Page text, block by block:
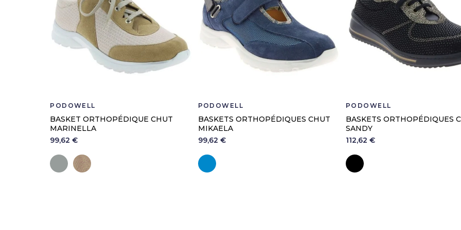
PODOWELL
BASKET ORTHOPÉDIQUE CHUT
MARINELLA
99,62 €
Gris
PODOWELL
BASKETS ORTHOPÉDIQUES CHUT
MIKAELA
99,62 €
Bleu
PODOWELL
BASKETS ORTHOPÉDIQUES
SANDY
112,62 €
Noir